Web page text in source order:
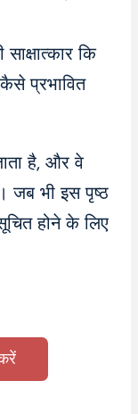
कि
कैसे प्रभावित
है, और वे
जब भी इस पृष्ठ
होने के लिए